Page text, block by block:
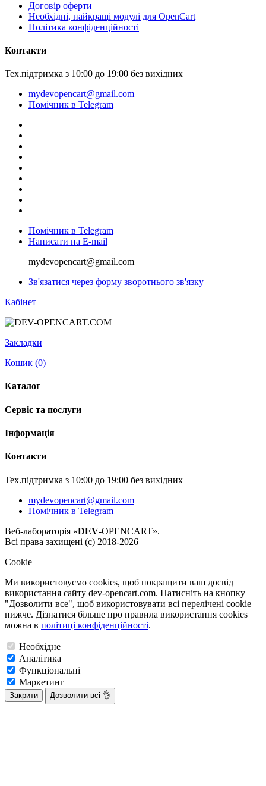
Договір оферти
Необхідні, найкращі модулі для OpenCart
Політика конфіденційності
Контакти
Тех.підтримка з 10:00 до 19:00 без вихідних
mydevopencart@gmail.com
Помічник в Telegram
Помічник в Telegram
Написати на E-mail
mydevopencart@gmail.com
Зв'язатися через форму зворотнього зв'язку
Кабінет
Закладки
Кошик (0)
Каталог
Сервіс та послуги
Інформація
Контакти
Тех.підтримка з 10:00 до 19:00 без вихідних
mydevopencart@gmail.com
Помічник в Telegram
Веб-лабораторія «DEV-OPENCART».
Всі права захищені (с) 2018-2026
Cookie
Ми використовуємо cookies, щоб покращити ваш досвід
використання сайту dev-opencart.com. Натисніть на кнопку
"Дозволити все", щоб використовувати всі перелічені cookie
нижче. Дізнатися більше про правила використання cookies
можна в політиці конфіденційності.
Необхідне
Аналітика
Функціональні
Маркетинг
Закрити Дозволити всі 👌